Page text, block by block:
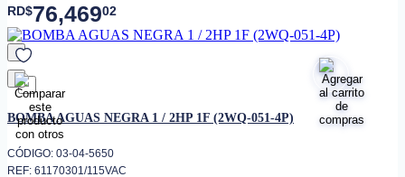
RD$76,46902
favorito
BOMBA AGUAS NEGRA 1 / 2HP 1F (2WQ-051-4P)
CÓDIGO: 03-04-5650
REF: 61170301/115VAC